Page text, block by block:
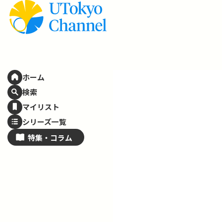
ホーム
検索
マイリスト
シリーズ一覧
特集・ コラム